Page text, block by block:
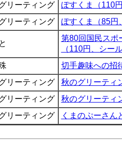
リーティング
ぽすくま（110
リーティング ぽすくま（85円
第80回国民スポ
（110円、シー
切手趣味への招
リーティング
秋のグリーティ
リーティング
秋のグリーティ
リーティング くまのぷーさん